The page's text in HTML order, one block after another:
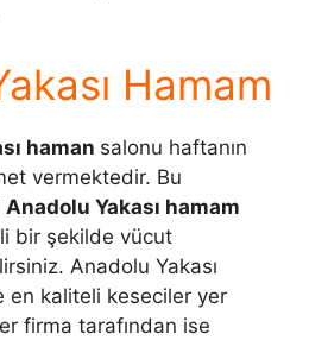
Hamam
haman salonu haftanın
vermektedir. Bu
Yakası hamam
bir şekilde vücut
Anadolu Yakası
en kaliteli keseciler yer
firma tarafından ise